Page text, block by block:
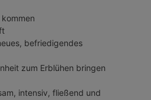
befriedigendes
zum Erblühen bringen
intensiv, fließend und